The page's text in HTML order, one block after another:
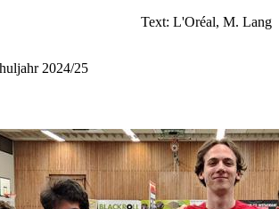
Text: L'Oréal, M. Lang
2024/25